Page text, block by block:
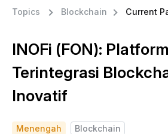
Topics Blockchain Current
INOFi (FON):
Terintegrasi
Inovatif
Menengah
Blockchain